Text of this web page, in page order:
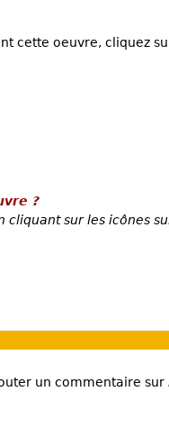
cette oeuvre, cliquez
?
cliquant sur les icônes
un commentaire sur